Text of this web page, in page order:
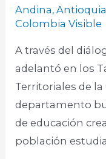
Andina,Antioquia
Colombia Visible
A través del
adelantó en los
Territoriales de
departamento
de educación
población